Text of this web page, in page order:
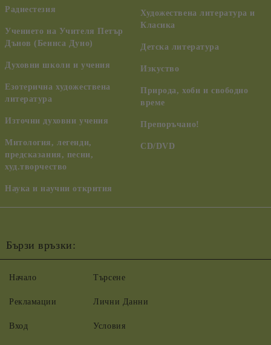
Радиестезия
Учението на Учителя Петър
Дънов (Беинса Дуно)
Духовни школи и учения
Езотерична художествена
литература
Източни духовни учения
Митология, легенди,
предсказания, песни,
худ.творчество
Наука и научни открития
Художествена литература и
Класика
Детска литература
Изкуство
Природа, хоби и свободно
време
Препоръчано!
CD/DVD
Бързи връзки:
Начало
Рекламации
Вход
Търсене
Лични Данни
Условия